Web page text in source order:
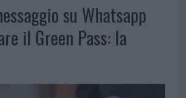
su Whatsapp
il Green Pass: la